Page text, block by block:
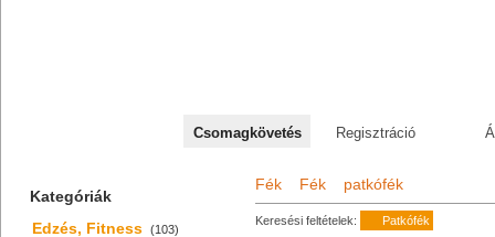
Kategóriák
Edzés, Fitness (103)
Fék Fék patkófék
Keresési feltételek: Patkófék
Csomagkövetés Regisztráció